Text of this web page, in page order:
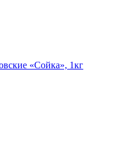
«Сойка», 1кг